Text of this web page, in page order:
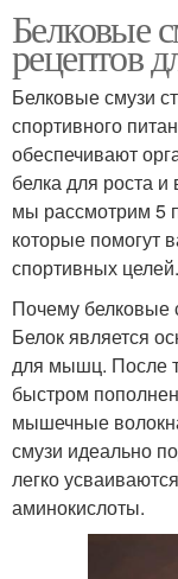
Белковые
рецептов
Белковые смузи
спортивного
обеспечивают
белка для роста
мы рассмотрим 5
которые помогут
спортивных целей.
Почему белковые
Белок является
для мышц. После
быстром
мышечные
смузи идеально
легко
аминокислоты.